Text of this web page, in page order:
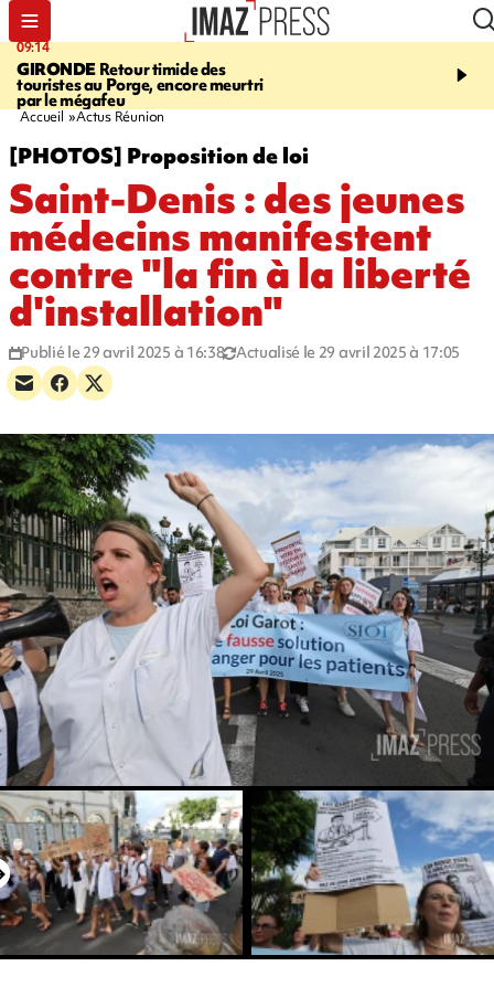
09:14
GIRONDE Retour timide des
touristes au Porge, encore meurtri
par le mégafeu
13:09
Des
font cinq morts en
Accueil Actus Réunion
[PHOTOS] Proposition de loi
Saint-Denis : des jeunes
médecins manifestent
contre "la fin à la liberté
d'installation"
Publié le 29 avril 2025 à 16:38 Actualisé le 29 avril 2025 à 17:05